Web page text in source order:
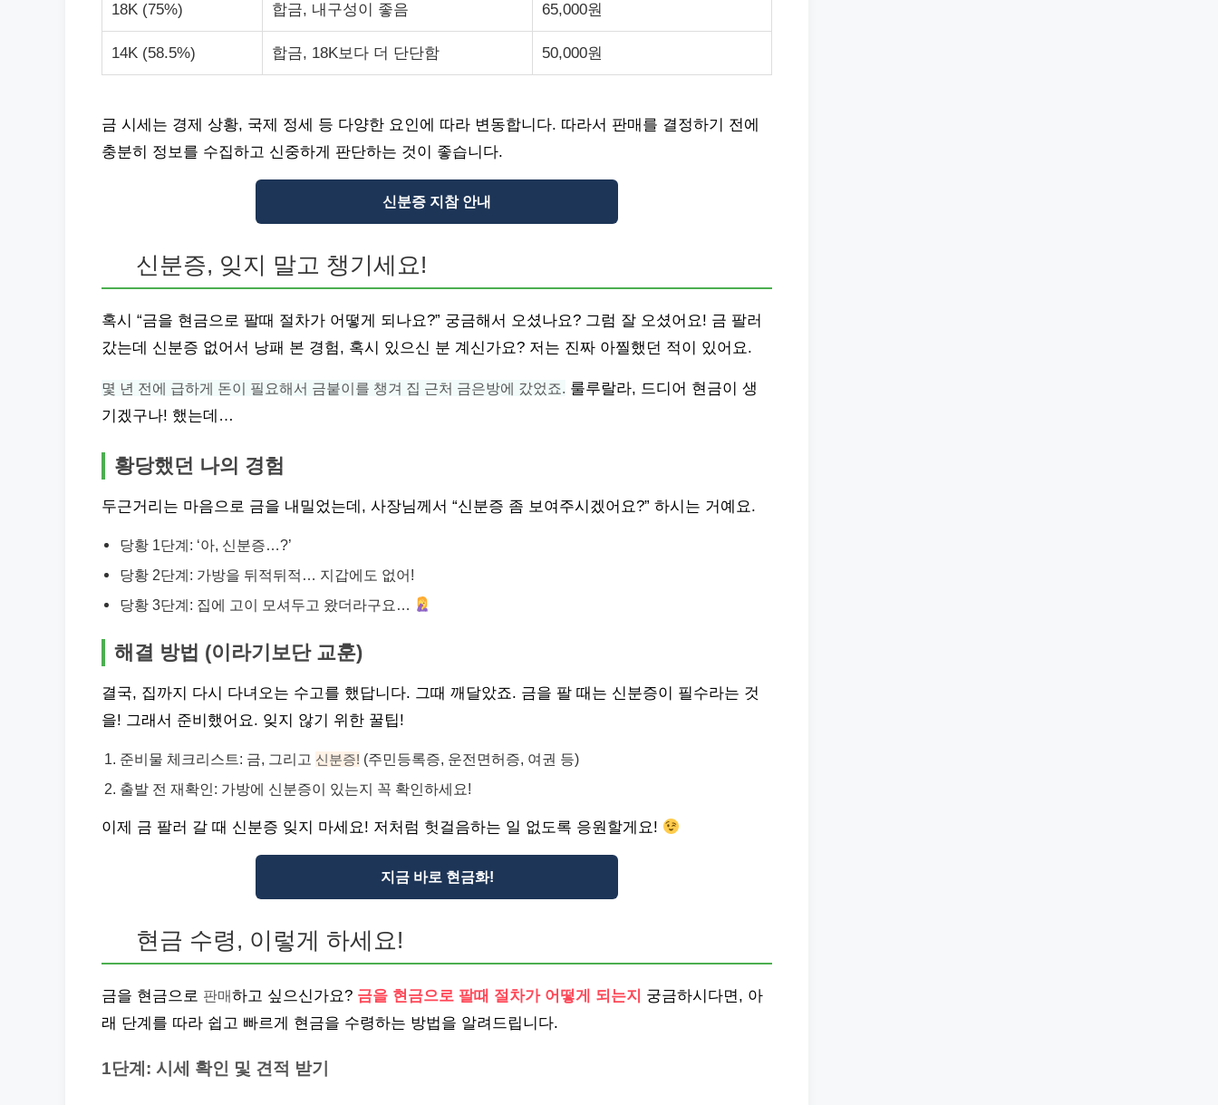
18K (75%) 합금, 내구성이 좋음 65,000원
14K (58.5%) 합금, 18K보다 더 단단함 50,000원
금 시세는 경제 상황, 국제 정세 등 다양한 요인에 따라 변동합니다. 따라서 판매를 결정하기 전에
충분히 정보를 수집하고 신중하게 판단하는 것이 좋습니다.
신분증 지참 안내
신분증, 잊지 말고 챙기세요!
혹시 “금을 현금으로 팔때 절차가 어떻게 되나요?” 궁금해서 오셨나요? 그럼 잘 오셨어요! 금 팔러
갔는데 신분증 없어서 낭패 본 경험, 혹시 있으신 분 계신가요? 저는 진짜 아찔했던 적이 있어요.
몇 년 전에 급하게 돈이 필요해서 금붙이를 챙겨 집 근처 금은방에 갔었죠. 룰루랄라, 드디어 현금이 생
기겠구나! 했는데…
황당했던 나의 경험
두근거리는 마음으로 금을 내밀었는데, 사장님께서 “신분증 좀 보여주시겠어요?” 하시는 거예요.
당황 1단계: ‘아, 신분증…?’
당황 2단계: 가방을 뒤적뒤적… 지갑에도 없어!
당황 3단계: 집에 고이 모셔두고 왔더라구요…
해결 방법 (이라기보단 교훈)
결국, 집까지 다시 다녀오는 수고를 했답니다. 그때 깨달았죠. 금을 팔 때는 신분증이 필수라는 것
을! 그래서 준비했어요. 잊지 않기 위한 꿀팁!
준비물 체크리스트: 금, 그리고 신분증! (주민등록증, 운전면허증, 여권 등)
출발 전 재확인: 가방에 신분증이 있는지 꼭 확인하세요!
이제 금 팔러 갈 때 신분증 잊지 마세요! 저처럼 헛걸음하는 일 없도록 응원할게요!
지금 바로 현금화!
현금 수령, 이렇게 하세요!
금을 현금으로 판매하고 싶으신가요? 금을 현금으로 팔때 절차가 어떻게 되는지 궁금하시다면, 아
래 단계를 따라 쉽고 빠르게 현금을 수령하는 방법을 알려드립니다.
1단계: 시세 확인 및 견적 받기